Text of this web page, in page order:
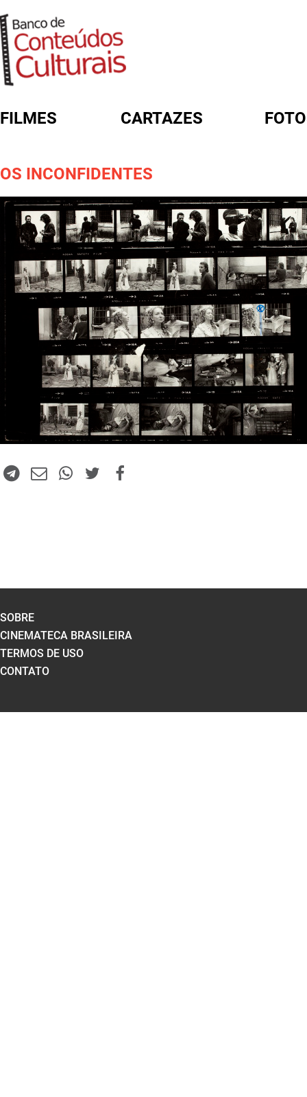
FILMES CARTAZES
OS INCONFIDENTES
SOBRE
CINEMATECA BRASILEIRA
TERMOS DE USO
CONTATO